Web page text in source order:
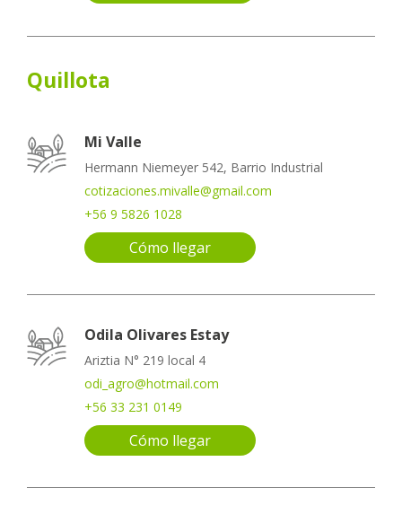
Quillota
Mi Valle
Hermann Niemeyer 542, Barrio Industrial
cotizaciones.mivalle@gmail.com
+56 9 5826 1028
Cómo llegar
Odila Olivares Estay
Ariztia N° 219 local 4
odi_agro@hotmail.com
+56 33 231 0149
Cómo llegar